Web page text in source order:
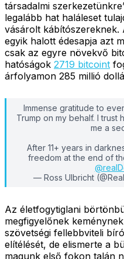
társadalmi
legalább hat haláleset
vásárolt kábítószereknek.
egyik halott édesapja azt
csak az egyre növekvő
hatóságok 2719 bitcoint
árfolyamon 285 millió
Immense gratitude to
Trump on my behalf. I trust
me a
After 11+ years in
freedom at the end of
— Ross Ulbricht
Az életfogytiglani
megfigyelőnek
szövetségi fellebbviteli
elítélését, de elismerte a
magunk első fokon talán